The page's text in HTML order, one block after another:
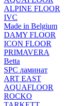
ALPINE FLOOR
IVC
Made in Belgium
DAMY FLOOR
ICON FLOOR
PRIMAVERA
Betta
SPC ламинат
ART EAST
AQUAFLOOR
ROCKO